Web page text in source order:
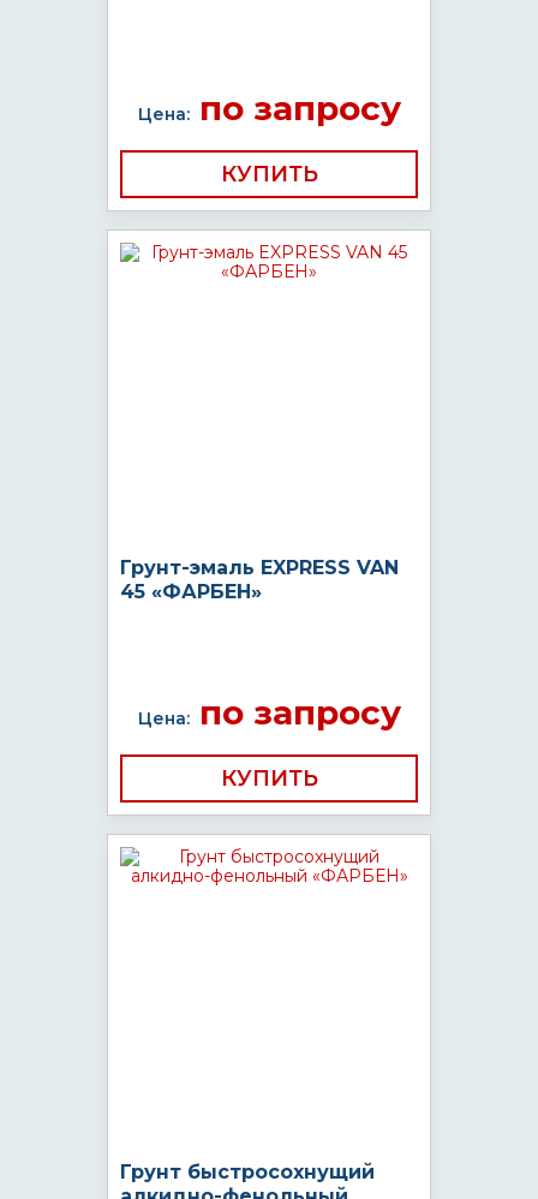
Цена:по запросу
КУПИТЬ
Грунт-эмаль EXPRESS VAN
45 «ФАРБЕН»
Цена:по запросу
КУПИТЬ
Грунт быстросохнущий